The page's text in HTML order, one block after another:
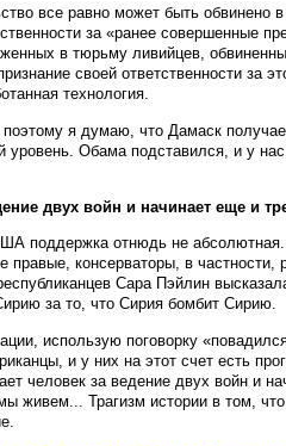
все равно может быть обвинено
за «ранее совершенные
в тюрьму ливийцев,
своей ответственности за
технология.
я думаю, что Дамаск
Обама подставился, и у
двух войн и начинает еще и
поддержка отнюдь не
консерваторы, в частности,
Сара Пэйлин
за то, что Сирия бомбит Сирию.
использую поговорку
и у них на этот счет есть
человек за ведение двух войн и
живем... Трагизм истории в том,